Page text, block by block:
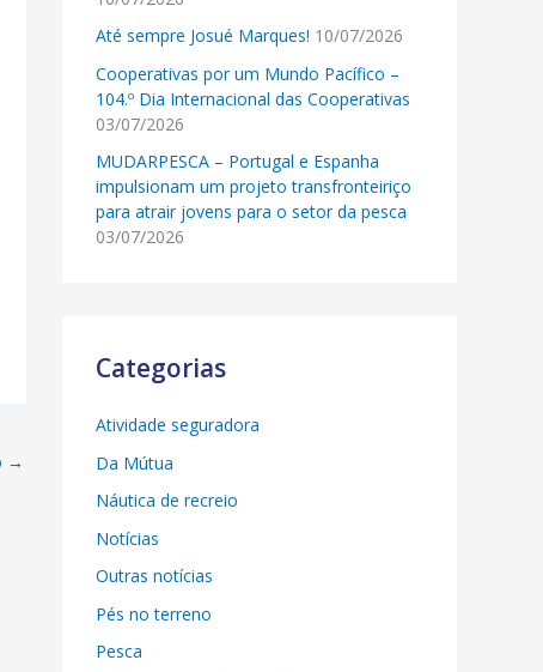
→
Até sempre Josué Marques! 10/07/2026
Cooperativas por um Mundo Pacífico –
104.º Dia Internacional das Cooperativas
03/07/2026
MUDARPESCA – Portugal e Espanha
impulsionam um projeto transfronteiriço
para atrair jovens para o setor da pesca
03/07/2026
Categorias
Atividade seguradora
Da Mútua
Náutica de recreio
Notícias
Outras notícias
Pés no terreno
Pesca